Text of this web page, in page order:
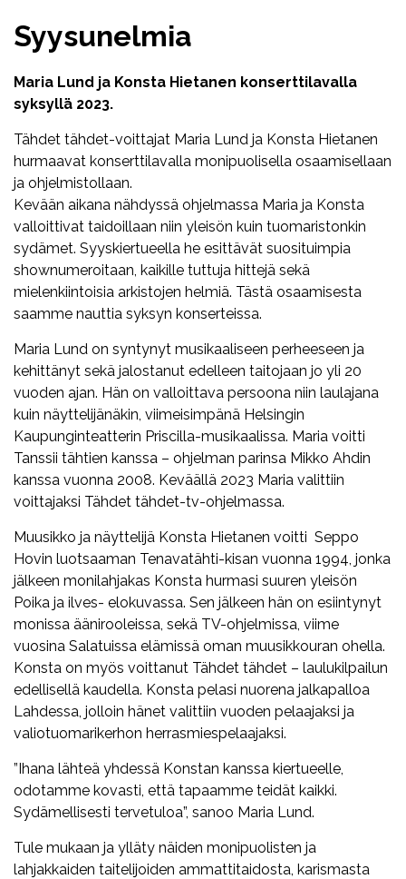
Syysunelmia
Maria Lund ja Konsta Hietanen konserttilavalla
syksyllä 2023.
Tähdet tähdet-voittajat Maria Lund ja Konsta Hietanen
hurmaavat konserttilavalla monipuolisella osaamisellaan
ja ohjelmistollaan.
Kevään aikana nähdyssä ohjelmassa Maria ja Konsta
valloittivat taidoillaan niin yleisön kuin tuomaristonkin
sydämet. Syyskiertueella he esittävät suosituimpia
shownumeroitaan, kaikille tuttuja hittejä sekä
mielenkiintoisia arkistojen helmiä. Tästä osaamisesta
saamme nauttia syksyn konserteissa.
Maria Lund on syntynyt musikaaliseen perheeseen ja
kehittänyt sekä jalostanut edelleen taitojaan jo yli 20
vuoden ajan. Hän on valloittava persoona niin laulajana
kuin näyttelijänäkin, viimeisimpänä Helsingin
Kaupunginteatterin Priscilla-musikaalissa. Maria voitti
Tanssii tähtien kanssa – ohjelman parinsa Mikko Ahdin
kanssa vuonna 2008. Keväällä 2023 Maria valittiin
voittajaksi Tähdet tähdet-tv-ohjelmassa.
Muusikko ja näyttelijä Konsta Hietanen voitti Seppo
Hovin luotsaaman Tenavatähti-kisan vuonna 1994, jonka
jälkeen monilahjakas Konsta hurmasi suuren yleisön
Poika ja ilves- elokuvassa. Sen jälkeen hän on esiintynyt
monissa äänirooleissa, sekä TV-ohjelmissa, viime
vuosina Salatuissa elämissä oman muusikkouran ohella.
Konsta on myös voittanut Tähdet tähdet – laulukilpailun
edellisellä kaudella. Konsta pelasi nuorena jalkapalloa
Lahdessa, jolloin hänet valittiin vuoden pelaajaksi ja
valiotuomarikerhon herrasmiespelaajaksi.
”Ihana lähteä yhdessä Konstan kanssa kiertueelle,
odotamme kovasti, että tapaamme teidät kaikki.
Sydämellisesti tervetuloa”, sanoo Maria Lund.
Tule mukaan ja ylläty näiden monipuolisten ja
lahjakkaiden taitelijoiden ammattitaidosta, karismasta